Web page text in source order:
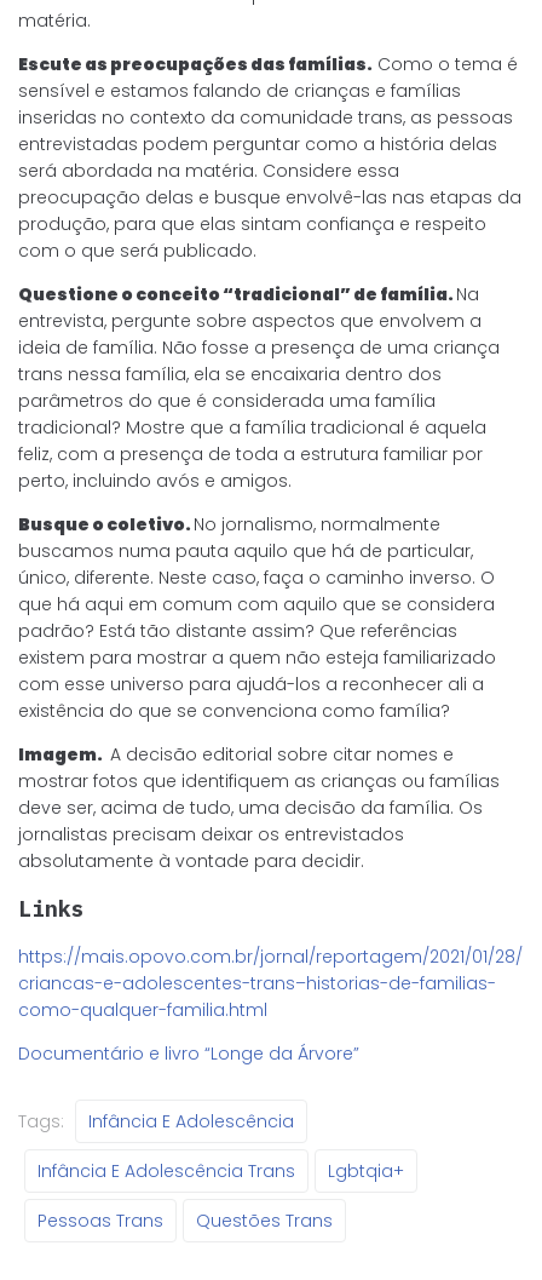
matéria.
Escute as preocupações das famílias. Como o tema é
sensível e estamos falando de crianças e famílias
inseridas no contexto da comunidade trans, as pessoas
entrevistadas podem perguntar como a história delas
será abordada na matéria. Considere essa
preocupação delas e busque envolvê-las nas etapas da
produção, para que elas sintam confiança e respeito
com o que será publicado.
Questione o conceito “tradicional” de família. Na
entrevista, pergunte sobre aspectos que envolvem a
ideia de família. Não fosse a presença de uma criança
trans nessa família, ela se encaixaria dentro dos
parâmetros do que é considerada uma família
tradicional? Mostre que a família tradicional é aquela
feliz, com a presença de toda a estrutura familiar por
perto, incluindo avós e amigos.
Busque o coletivo. No jornalismo, normalmente
buscamos numa pauta aquilo que há de particular,
único, diferente. Neste caso, faça o caminho inverso. O
que há aqui em comum com aquilo que se considera
padrão? Está tão distante assim? Que referências
existem para mostrar a quem não esteja familiarizado
com esse universo para ajudá-los a reconhecer ali a
existência do que se convenciona como família?
Imagem. A decisão editorial sobre citar nomes e
mostrar fotos que identifiquem as crianças ou famílias
deve ser, acima de tudo, uma decisão da família. Os
jornalistas precisam deixar os entrevistados
absolutamente à vontade para decidir.
Links
https://mais.opovo.com.br/jornal/reportagem/2021/01/28/
criancas-e-adolescentes-trans–historias-de-familias-
como-qualquer-familia.html
Documentário e livro “Longe da Árvore”
Tags: Infância E Adolescência
Infância E Adolescência Trans Lgbtqia+
Pessoas Trans Questões Trans